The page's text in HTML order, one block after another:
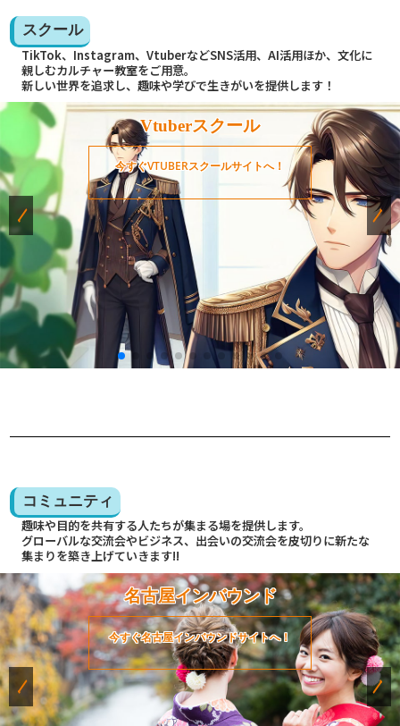
スクール
TikTok、Instagram、VtuberなどSNS活用、AI活用ほか、文化に
親しむカルチャー教室をご用意。
新しい世界を追求し、趣味や学びで生きがいを提供します！
Vtuberスクール
今すぐVTUBERスクールサイトへ！
コミュニティ
趣味や目的を共有する人たちが集まる場を提供します。
グローバルな交流会やビジネス、出会いの交流会を皮切りに新たな
集まりを築き上げていきます!!
名古屋インバウンド
今すぐ名古屋インバウンドサイトへ！